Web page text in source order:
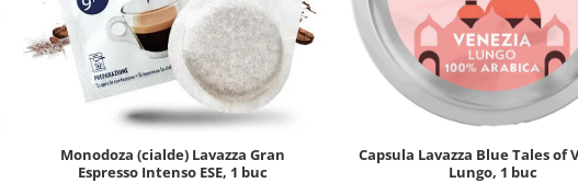
Monodoza (cialde) Lavazza Gran
Espresso Intenso ESE, 1 buc
Capsula Lavazza Blue Tales of
Lungo, 1 buc